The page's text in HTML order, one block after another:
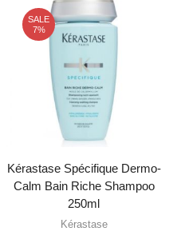
SALE
7%
Kérastase Spécifique Dermo-
Calm Bain Riche Shampoo
250ml
Kérastase